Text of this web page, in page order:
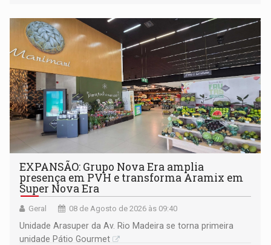
EXPANSÃO: Grupo Nova Era amplia
presença em PVH e transforma Aramix em
Super Nova Era
Geral 08 de Agosto de 2026 às 09:40
Unidade Arasuper da Av. Rio Madeira se torna primeira
unidade Pátio Gourmet